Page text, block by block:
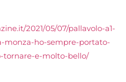
2021/05/07/pallavolo-a1-
monza-ho-sempre-portato-
tornare-e-molto-bello/